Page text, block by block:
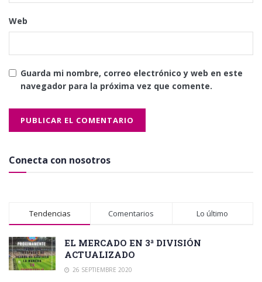
Web
Guarda mi nombre, correo electrónico y web en este
navegador para la próxima vez que comente.
Conecta con nosotros
Tendencias Comentarios Lo último
EL MERCADO EN 3ª DIVISIÓN
ACTUALIZADO
26 SEPTIEMBRE 2020